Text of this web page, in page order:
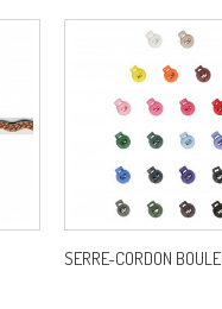
SERRE-CORDON BOULE